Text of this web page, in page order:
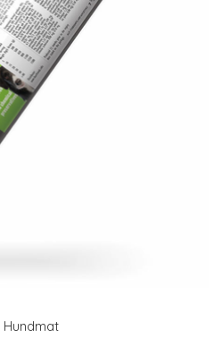
Hundmat